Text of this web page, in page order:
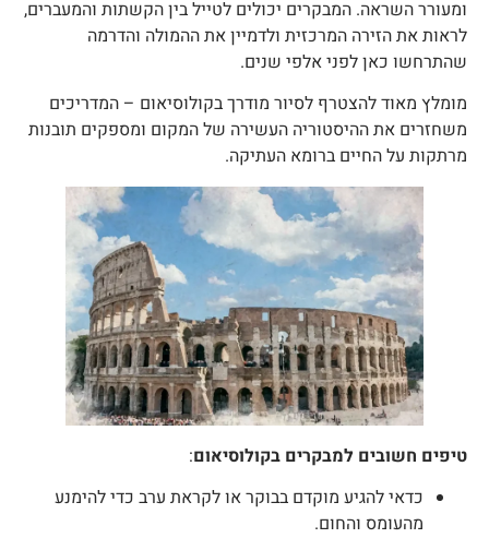
השראה. המבקרים יכולים לטייל בין הקשתות והמעברים,
את הזירה המרכזית ולדמיין את ההמולה והדרמה
כאן לפני אלפי שנים.
מאוד להצטרף לסיור מודרך בקולוסיאום – המדריכים
את ההיסטוריה העשירה של המקום ומספקים תובנות
על החיים ברומא העתיקה.
חשובים למבקריםבקולוסיאום:
כדאי להגיע מוקדם בבוקר או לקראת ערב כדי להימנע
מהעומס והחום.